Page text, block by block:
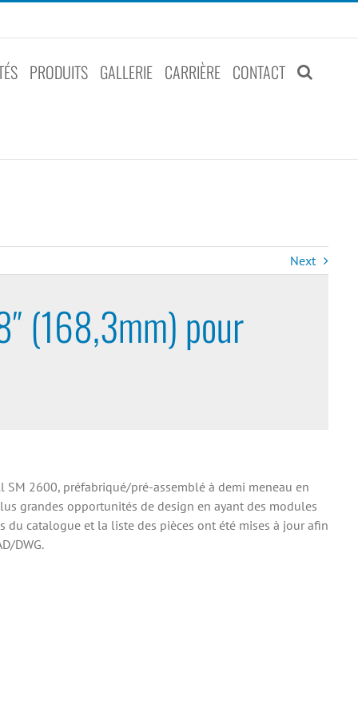
PRODUITS GALLERIE CARRIÈRE CONTACT
Next
(168,3mm) pour
2600, préfabriqué/pré-assemblé à demi meneau en
grandes opportunités de design en ayant des modules
catalogue et la liste des pièces ont été mises à jour afin
DWG.